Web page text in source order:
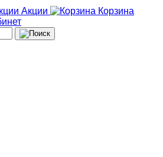
Акции
Корзина